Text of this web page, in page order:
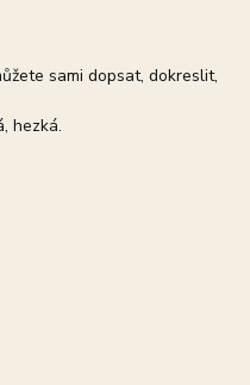
sami dopsat, dokreslit,
hezká.